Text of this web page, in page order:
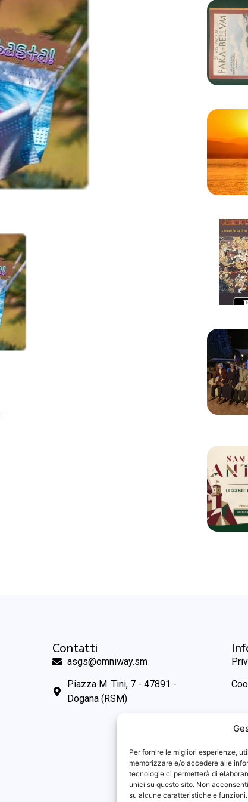
Per fornire le migliori esperienze,
memorizzare e/o accedere alle
tecnologie ci permetterà di
unici su questo sito. Non
su alcune caratteristiche e funzioni.
Contatti
asgs@omniway.sm
Piazza M. Tini, 7 - 47891 -
Dogana (RSM)